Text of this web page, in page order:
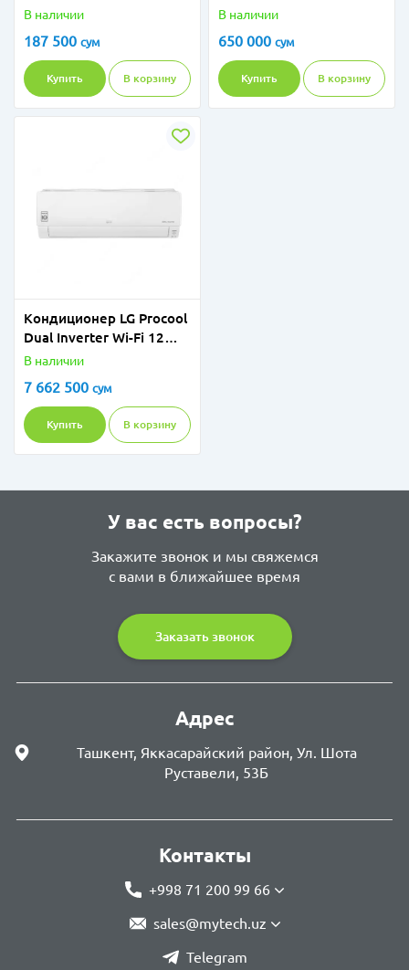
В наличии
187 500 сум
Купить В корзину
В наличии
650 000 сум
Купить В корзину
Кондиционер LG Procool
Dual Inverter Wi-Fi 12
P12TS
В наличии
7 662 500 сум
Купить В корзину
У вас есть вопросы?
Закажите звонок и мы свяжемся
с вами в ближайшее время
Заказать звонок
Адрес
Ташкент, Яккасарайский район, Ул. Шота
Руставели, 53Б
Контакты
+998 71 200 99 66
sales@mytech.uz
Telegram